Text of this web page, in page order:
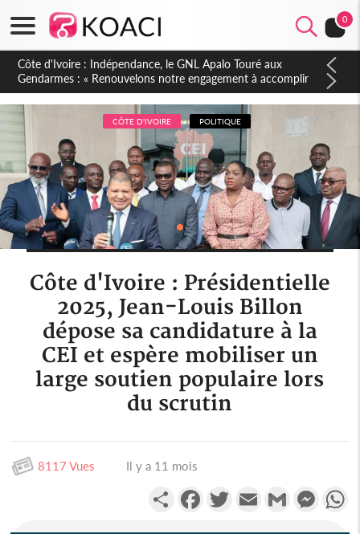
0
Sierra Leone : Un projet de réforme constitutionnelle en
gestation, points clés des amendements, un exclu d'avance
CÔTE D'IVOIRE POLITIQUE
Côte d'Ivoire : Présidentielle
2025, Jean-Louis Billon
dépose sa candidature à la
CEI et espère mobiliser un
large soutien populaire lors
du scrutin
8117 Vues Il y a 11 mois
PartagerFacebookTwitterEmail Gmail